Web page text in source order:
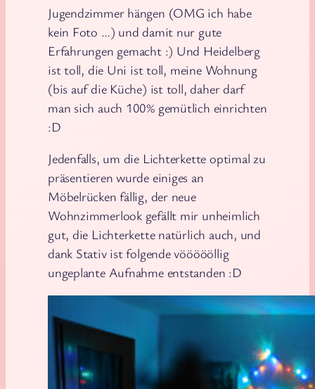
Jugendzimmer hängen (OMG ich habe
kein Foto …) und damit nur gute
Erfahrungen gemacht :) Und Heidelberg
ist toll, die Uni ist toll, meine Wohnung
(bis auf die Küche) ist toll, daher darf
man sich auch 100% gemütlich einrichten
:D
Jedenfalls, um die Lichterkette optimal zu
präsentieren wurde einiges an
Möbelrücken fällig, der neue
Wohnzimmerlook gefällt mir unheimlich
gut, die Lichterkette natürlich auch, und
dank Stativ ist folgende vöööööllig
ungeplante Aufnahme entstanden :D